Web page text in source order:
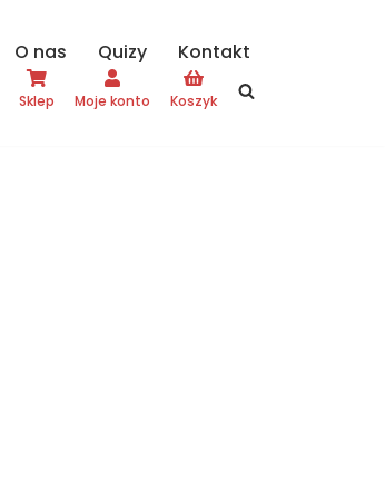
O nas Quizy Kontakt
Sklep Moje konto Koszyk